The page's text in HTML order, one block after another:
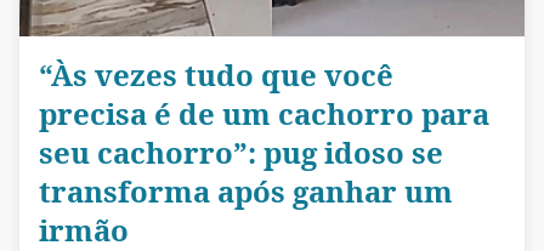
“Às vezes tudo que você
precisa é de um cachorro para
seu cachorro”: pug idoso se
transforma após ganhar um
irmão